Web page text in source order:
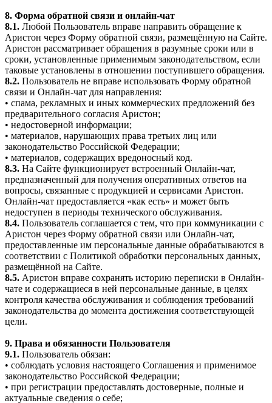
8. Форма обратной связи и онлайн-чат
8.1. Любой Пользователь вправе направить обращение к
Аристон через Форму обратной связи, размещённую на Сайте.
Аристон рассматривает обращения в разумные сроки или в
сроки, установленные применимым законодательством, если
таковые установлены в отношении поступившего обращения.
8.2. Пользователь не вправе использовать Форму обратной
связи и Онлайн-чат для направления:
• спама, рекламных и иных коммерческих предложений без
предварительного согласия Аристон;
• недостоверной информации;
• материалов, нарушающих права третьих лиц или
законодательство Российской Федерации;
• материалов, содержащих вредоносный код.
8.3. На Сайте функционирует встроенный Онлайн-чат,
предназначенный для получения оперативных ответов на
вопросы, связанные с продукцией и сервисами Аристон.
Онлайн-чат предоставляется «как есть» и может быть
недоступен в периоды технического обслуживания.
8.4. Пользователь соглашается с тем, что при коммуникации с
Аристон через Форму обратной связи или Онлайн-чат,
предоставленные им персональные данные обрабатываются в
соответствии с Политикой обработки персональных данных,
размещённой на Сайте.
8.5. Аристон вправе сохранять историю переписки в Онлайн-
чате и содержащиеся в ней персональные данные, в целях
контроля качества обслуживания и соблюдения требований
законодательства до момента достижения соответствующей
цели.
9. Права и обязанности Пользователя
9.1. Пользователь обязан:
• соблюдать условия настоящего Соглашения и применимое
законодательство Российской Федерации;
• при регистрации предоставлять достоверные, полные и
актуальные сведения о себе;